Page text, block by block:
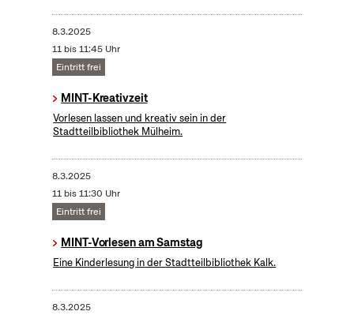
8.3.2025
11 bis 11:45 Uhr
Eintritt frei
MINT-Kreativzeit
Vorlesen lassen und kreativ sein in der
Stadtteilbibliothek Mülheim.
8.3.2025
11 bis 11:30 Uhr
Eintritt frei
MINT-Vorlesen am Samstag
Eine Kinderlesung in der Stadtteilbibliothek Kalk.
8.3.2025